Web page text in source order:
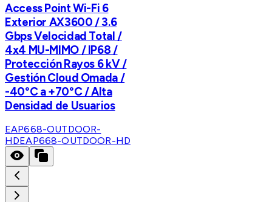
Access Point Wi-Fi 6
Exterior AX3600 / 3.6
Gbps Velocidad Total /
4x4 MU-MIMO / IP68 /
Protección Rayos 6 kV /
Gestión Cloud Omada /
-40°C a +70°C / Alta
Densidad de Usuarios
EAP668-OUTDOOR-
HDEAP668-OUTDOOR-HD